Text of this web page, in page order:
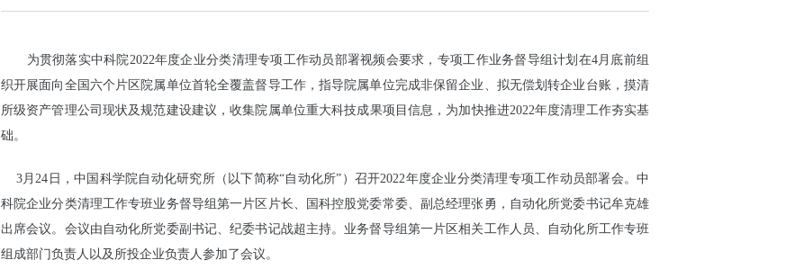
为贯彻落实中科院2022年度企业分类清理专项工作动员部署视频会要求，专项工作业务督导组计划在4月底前组
织开展面向全国六个片区院属单位首轮全覆盖督导工作，指导院属单位完成非保留企业、拟无偿划转企业台账，摸清
所级资产管理公司现状及规范建设建议，收集院属单位重大科技成果项目信息，为加快推进2022年度清理工作夯实基
础。
3月24日，中国科学院自动化研究所（以下简称“自动化所”）召开2022年度企业分类清理专项工作动员部署会。中
科院企业分类清理工作专班业务督导组第一片区片长、国科控股党委常委、副总经理张勇，自动化所党委书记牟克雄
出席会议。会议由自动化所党委副书记、纪委书记战超主持。业务督导组第一片区相关工作人员、自动化所工作专班
组成部门负责人以及所投企业负责人参加了会议。